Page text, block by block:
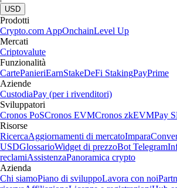
USD
Prodotti
Crypto.com AppOnchainLevel Up
Mercati
Criptovalute
Funzionalità
CartePanieriEarnStakeDeFi StakingPayPrime
Aziende
CustodiaPay (per i rivenditori)
Sviluppatori
Cronos PoSCronos EVMCronos zkEVMPay
Risorse
RicercaAggiornamenti di mercatoImpara
USDGlossarioWidget di prezzoBot Telegram
reclamiAssistenzaPanoramica crypto
Azienda
Chi siamoPiano di sviluppoLavora con noi